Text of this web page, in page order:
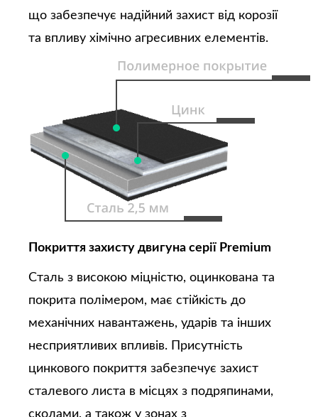
що забезпечує надійний захист від корозії
та впливу хімічно агресивних елементів.
Покриття захисту двигуна серії Premium
Сталь з високою міцністю, оцинкована та
покрита полімером, має стійкість до
механічних навантажень, ударів та інших
несприятливих впливів. Присутність
цинкового покриття забезпечує захист
сталевого листа в місцях з подряпинами,
сколами, а також у зонах з